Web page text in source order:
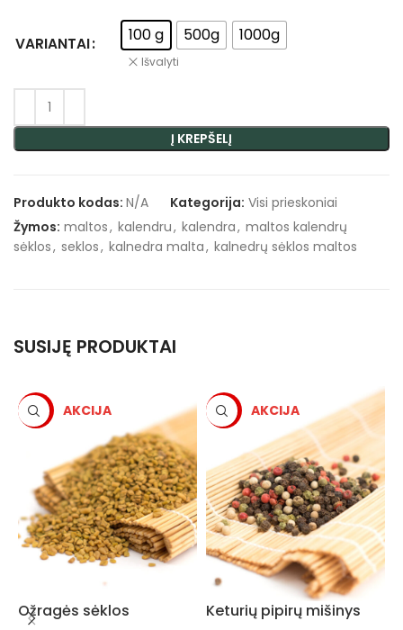
VARIANTAI 100 g 500g 1000g
Išvalyti
Į KREPŠELĮ
Produkto kodas: N/A Kategorija: Visi prieskoniai
Žymos: maltos, kalendru, kalendra, maltos kalendrų
sėklos, seklos, kalnedra malta, kalnedrų sėklos maltos
SUSIJĘ PRODUKTAI
-5%
Ožragės sėklos
-5%
Keturių pipirų mišinys